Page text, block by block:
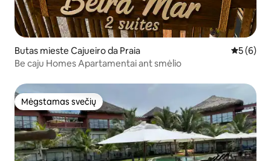
Butas mieste Cajueiro da Praia Vidutinis
5 (6)
Be caju Homes Apartamentai ant smėlio
Mėgstamas svečių
Mėgstamas svečių